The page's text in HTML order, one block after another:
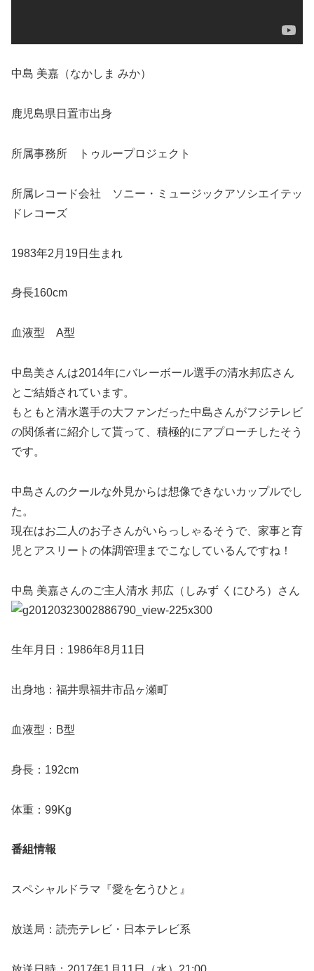
中島 美嘉（なかしま みか）
鹿児島県日置市出身
所属事務所 トゥループロジェクト
所属レコード会社 ソニー・ミュージックアソシエイテッ
ドレコーズ
1983年2月19日生まれ
身長160cm
血液型 A型
中島美さんは2014年にバレーボール選手の清水邦広さん
とご結婚されています。
もともと清水選手の大ファンだった中島さんがフジテレビ
の関係者に紹介して貰って、積極的にアプローチしたそう
です。
中島さんのクールな外見からは想像できないカップルでし
た。
現在はお二人のお子さんがいらっしゃるそうで、家事と育
児とアスリートの体調管理までこなしているんですね！
中島 美嘉さんのご主人清水 邦広（しみず くにひろ）さん
生年月日：1986年8月11日
出身地：福井県福井市品ヶ瀬町
血液型：B型
身長：192cm
体重：99Kg
番組情報
スペシャルドラマ『愛を乞うひと』
放送局：読売テレビ・日本テレビ系